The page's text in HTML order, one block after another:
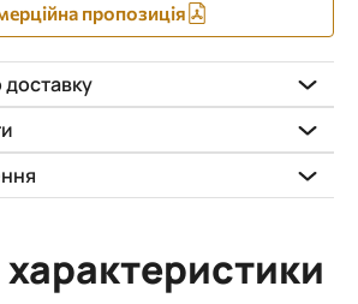
пропозиція
доставку
характеристики